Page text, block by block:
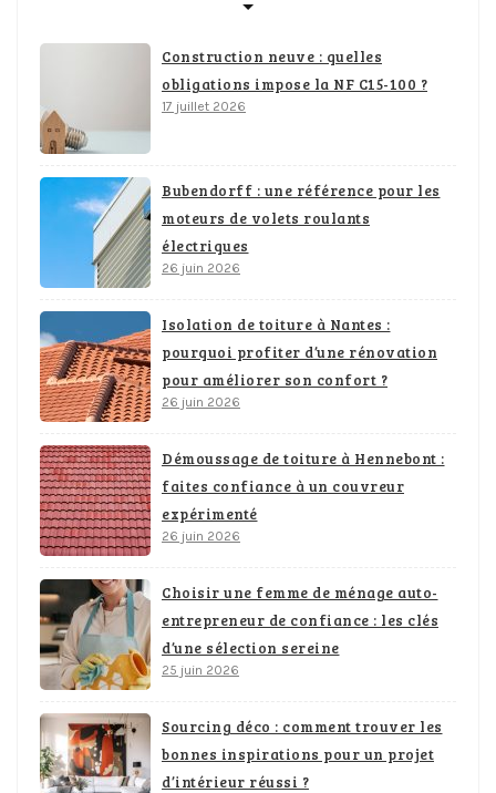
Construction neuve : quelles
obligations impose la NF C15-100 ?
17 juillet 2026
Bubendorff : une référence pour les
moteurs de volets roulants
électriques
26 juin 2026
Isolation de toiture à Nantes :
pourquoi profiter d’une rénovation
pour améliorer son confort ?
26 juin 2026
Démoussage de toiture à Hennebont :
faites confiance à un couvreur
expérimenté
26 juin 2026
Choisir une femme de ménage auto-
entrepreneur de confiance : les clés
d’une sélection sereine
25 juin 2026
Sourcing déco : comment trouver les
bonnes inspirations pour un projet
d’intérieur réussi ?